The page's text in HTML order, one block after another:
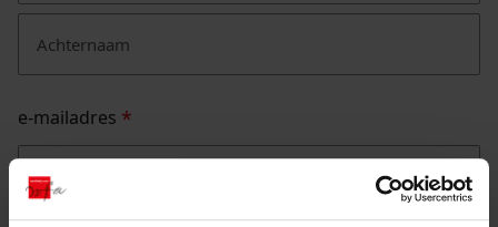
voornaam
e-mailadres *